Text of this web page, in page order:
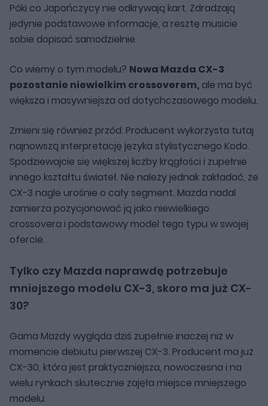
Póki co Japończycy nie odkrywają kart. Zdradzają
jedynie podstawowe informacje, a resztę musicie
sobie dopisać samodzielnie.
Co wiemy o tym modelu? Nowa Mazda CX-3
pozostanie niewielkim crossoverem, ale ma być
większa i masywniejsza od dotychczasowego modelu.
Zmieni się również przód. Producent wykorzysta tutaj
najnowszą interpretację języka stylistycznego Kodo.
Spodziewajcie się większej liczby krągłości i zupełnie
innego kształtu świateł. Nie należy jednak zakładać, że
CX-3 nagle urośnie o cały segment. Mazda nadal
zamierza pozycjonować ją jako niewielkiego
crossovera i podstawowy model tego typu w swojej
ofercie.
Tylko czy Mazda naprawdę potrzebuje
mniejszego modelu CX-3, skoro ma już CX-
30?
Gama Mazdy wygląda dziś zupełnie inaczej niż w
momencie debiutu pierwszej CX-3. Producent ma już
CX-30, która jest praktyczniejsza, nowoczesna i na
wielu rynkach skutecznie zajęła miejsce mniejszego
modelu.